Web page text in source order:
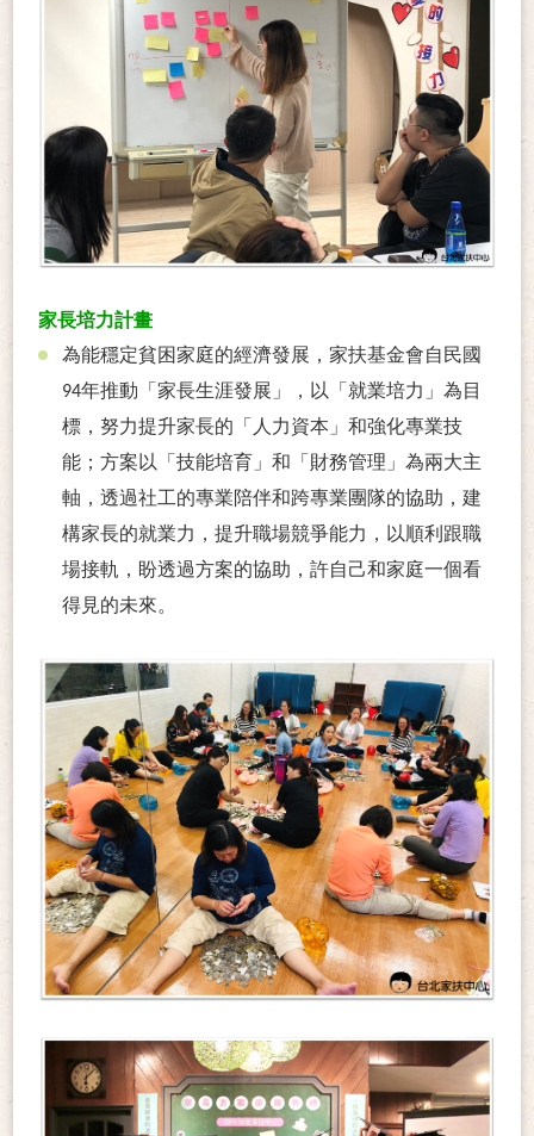
家長培力計畫
為能穩定貧困家庭的經濟發展，家扶基金會自民國
94年推動「家長生涯發展」，以「就業培力」為目
標，努力提升家長的「人力資本」和強化專業技
能；方案以「技能培育」和「財務管理」為兩大主
軸，透過社工的專業陪伴和跨專業團隊的協助，建
構家長的就業力，提升職場競爭能力，以順利跟職
場接軌，盼透過方案的協助，許自己和家庭一個看
得見的未來。